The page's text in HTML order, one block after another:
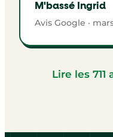
M'bassé Ingrid
Avis Google ·
Lire les